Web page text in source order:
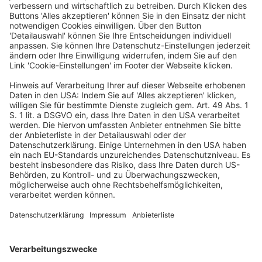
verringert, stellt eine unzulässige Abschalteinrichtung
dar. Da eine solche Vertragswidrigkeit des Fahrzeugs
nicht geringfügig ist, ist die Auflösung des Vertrags
über den Fahrzeugkauf nicht grundsätzlich
ausgeschlossen.